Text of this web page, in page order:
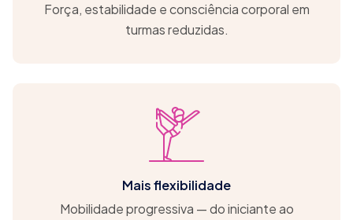
Força, estabilidade e consciência corporal em
turmas reduzidas.
Mais flexibilidade
Mobilidade progressiva — do iniciante ao